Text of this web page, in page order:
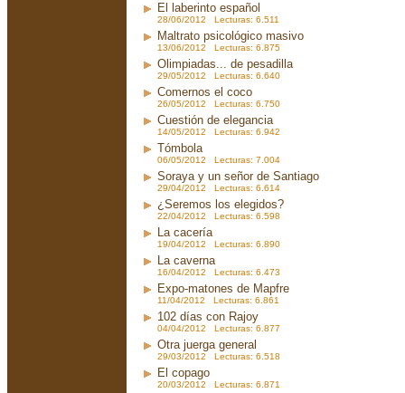
El laberinto español
28/06/2012 Lecturas: 6.511
Maltrato psicológico masivo
13/06/2012 Lecturas: 6.875
Olimpiadas... de pesadilla
29/05/2012 Lecturas: 6.640
Comernos el coco
26/05/2012 Lecturas: 6.750
Cuestión de elegancia
14/05/2012 Lecturas: 6.942
Tómbola
06/05/2012 Lecturas: 7.004
Soraya y un señor de Santiago
29/04/2012 Lecturas: 6.614
¿Seremos los elegidos?
22/04/2012 Lecturas: 6.598
La cacería
19/04/2012 Lecturas: 6.890
La caverna
16/04/2012 Lecturas: 6.473
Expo-matones de Mapfre
11/04/2012 Lecturas: 6.861
102 días con Rajoy
04/04/2012 Lecturas: 6.877
Otra juerga general
29/03/2012 Lecturas: 6.518
El copago
20/03/2012 Lecturas: 6.871